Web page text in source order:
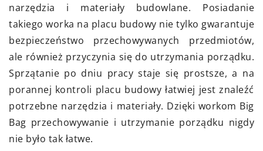
narzędzia i materiały budowlane. Posiadanie
takiego worka na placu budowy nie tylko gwarantuje
bezpieczeństwo przechowywanych przedmiotów,
ale również przyczynia się do utrzymania porządku.
Sprzątanie po dniu pracy staje się prostsze, a na
porannej kontroli placu budowy łatwiej jest znaleźć
potrzebne narzędzia i materiały. Dzięki workom Big
Bag przechowywanie i utrzymanie porządku nigdy
nie było tak łatwe.